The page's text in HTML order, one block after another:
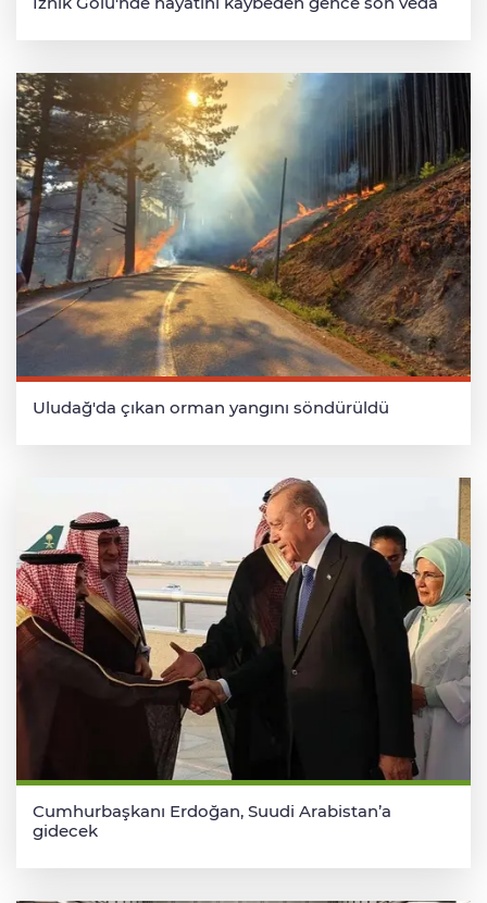
Uludağ'da çıkan orman yangını söndürüldü
Cumhurbaşkanı Erdoğan, Suudi Arabistan’a
gidecek